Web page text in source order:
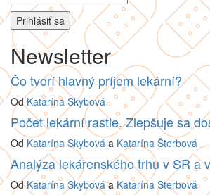
Newsletter
Čo tvorí hlavný príjem lekární?
OdKatarína Skybová
Počet lekární rastie. Zlepšuje sa
Od Katarína Skybová a Katarína Šterbová
Analýza lekárenského trhu v SR a
OdKatarína Skybováa Katarína Šterbová